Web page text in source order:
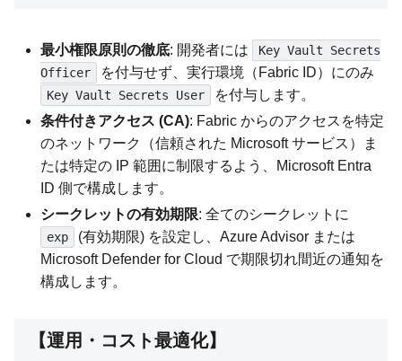
最小権限原則の徹底: 開発者には
Key Vault Secrets
Officer
を付与せず、実行環境（Fabric ID）にのみ
Key Vault Secrets User
を付与します。
条件付きアクセス (CA): Fabric からのアクセスを特定
のネットワーク（信頼された Microsoft サービス）ま
たは特定の IP 範囲に制限するよう、Microsoft Entra
ID 側で構成します。
シークレットの有効期限: 全てのシークレットに
exp
(有効期限) を設定し、Azure Advisor または
Microsoft Defender for Cloud で期限切れ間近の通知を
構成します。
【運用・コスト最適化】